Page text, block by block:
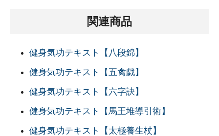
関連商品
健身気功テキスト【八段錦】
健身気功テキスト【五禽戯】
健身気功テキスト【六字訣】
健身気功テキスト【馬王堆導引術】
健身気功テキスト【太極養生杖】